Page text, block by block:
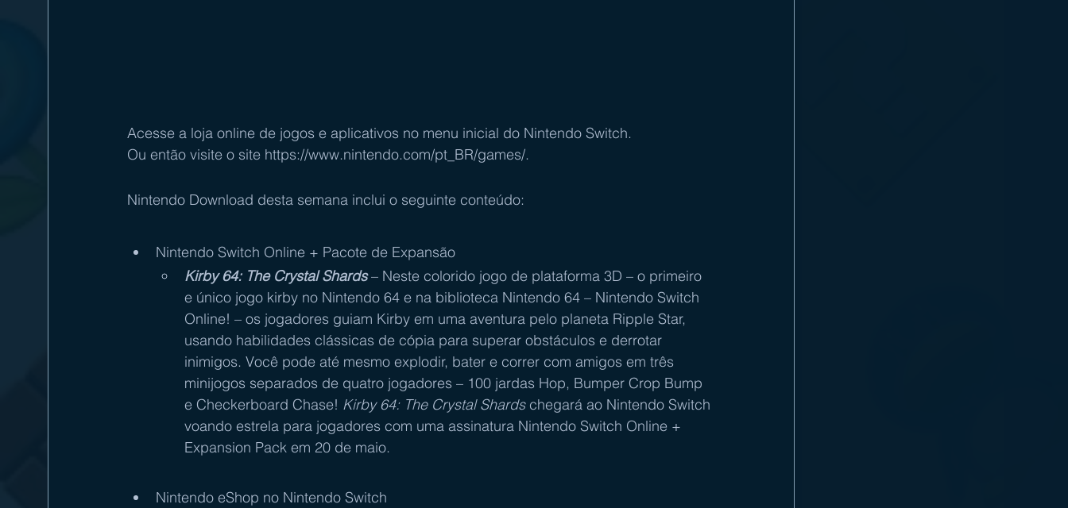
Acesse a loja online de jogos e aplicativos no menu inicial do Nintendo Switch.
Ou então visite o site https://www.nintendo.com/pt_BR/games/.
Nintendo Download desta semana inclui o seguinte conteúdo:
Nintendo Switch Online + Pacote de Expansão
Kirby 64: The Crystal Shards – Neste colorido jogo de plataforma 3D – o primeiro
e único jogo kirby no Nintendo 64 e na biblioteca Nintendo 64 – Nintendo Switch
Online! – os jogadores guiam Kirby em uma aventura pelo planeta Ripple Star,
usando habilidades clássicas de cópia para superar obstáculos e derrotar
inimigos. Você pode até mesmo explodir, bater e correr com amigos em três
minijogos separados de quatro jogadores – 100 jardas Hop, Bumper Crop Bump
e Checkerboard Chase! Kirby 64: The Crystal Shards chegará ao Nintendo Switch
voando estrela para jogadores com uma assinatura Nintendo Switch Online +
Expansion Pack em 20 de maio.
Nintendo eShop no Nintendo Switch